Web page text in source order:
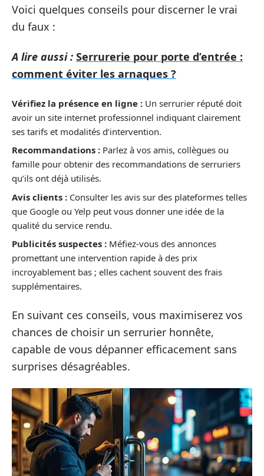
Voici quelques conseils pour discerner le vrai
du faux :
A lire aussi : Serrurerie pour porte d’entrée :
comment éviter les arnaques ?
Vérifiez la présence en ligne : Un serrurier réputé doit
avoir un site internet professionnel indiquant clairement
ses tarifs et modalités d’intervention.
Recommandations : Parlez à vos amis, collègues ou
famille pour obtenir des recommandations de serruriers
qu’ils ont déjà utilisés.
Avis clients : Consulter les avis sur des plateformes telles
que Google ou Yelp peut vous donner une idée de la
qualité du service rendu.
Publicités suspectes : Méfiez-vous des annonces
promettant une intervention rapide à des prix
incroyablement bas ; elles cachent souvent des frais
supplémentaires.
En suivant ces conseils, vous maximiserez vos
chances de choisir un serrurier honnête,
capable de vous dépanner efficacement sans
surprises désagréables.